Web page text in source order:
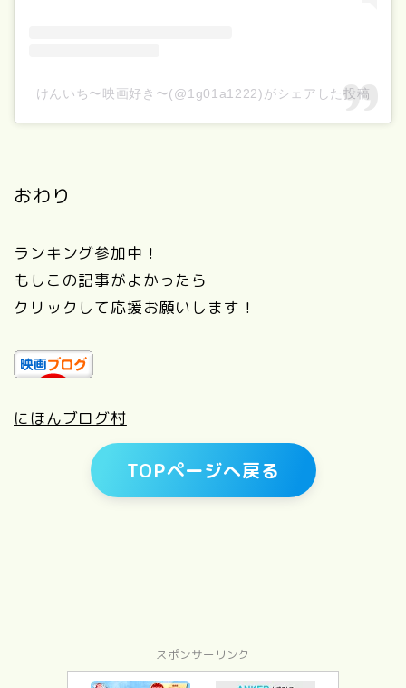
けんいち〜映画好き〜(@1g01a1222)がシェアした投稿
おわり
ランキング参加中！
もしこの記事がよかったら
クリックして応援お願いします！
にほんブログ村
TOPページへ戻る
スポンサーリンク